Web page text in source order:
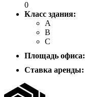
0
Класс здания:
A
B
C
Площадь офиса:
Ставка аренды: